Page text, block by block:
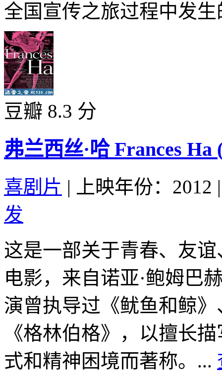
全国宣传之旅过程中发
豆瓣 8.3 分
弗兰西丝·哈 Frances Ha
喜剧片 | 上映年份：2012 |
发
这是一部关于青春、友
电影，来自诺亚·鲍姆巴
演曾执导过《鱿鱼和鲸
《格林伯格》，以擅长
式和精神困境而著称。...